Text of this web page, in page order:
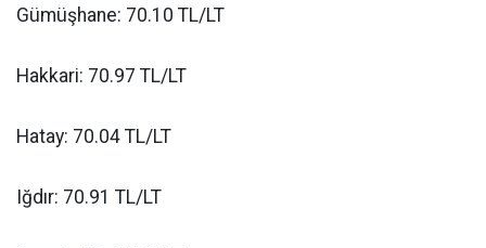
Gümüşhane: 70.10 TL/LT
Hakkari: 70.97 TL/LT
Hatay: 70.04 TL/LT
Iğdır: 70.91 TL/LT